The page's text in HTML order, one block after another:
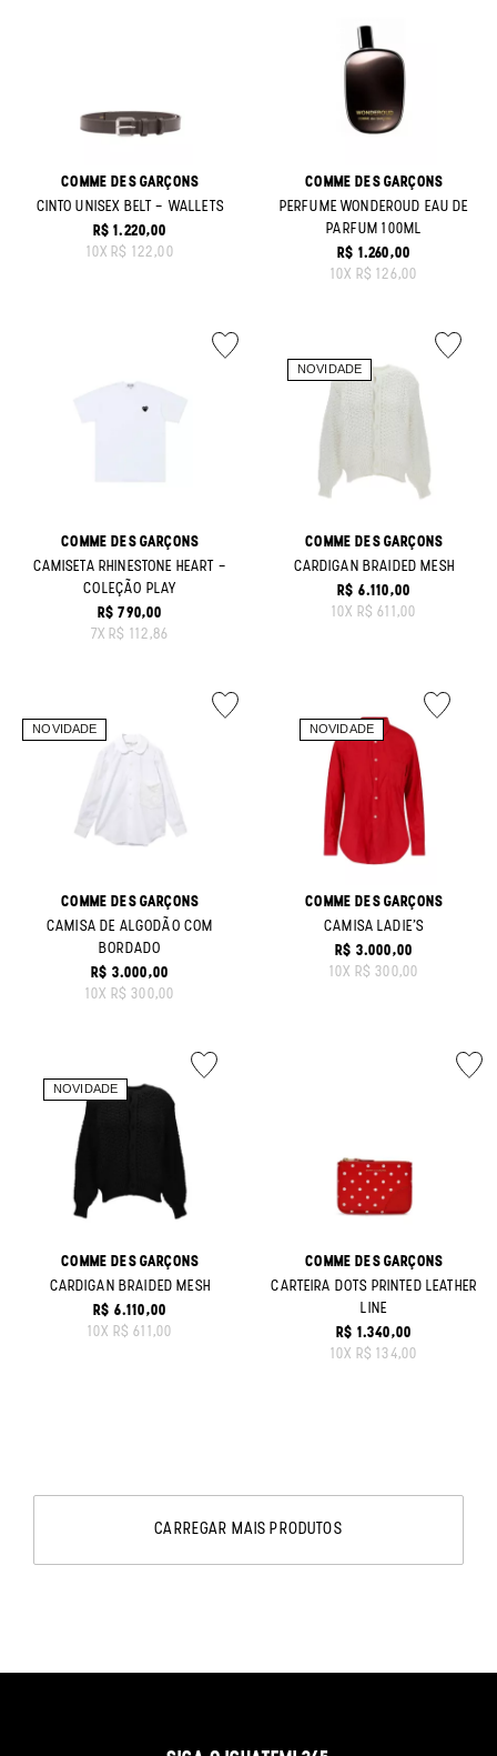
COMME DES GARÇONS
CINTO UNISEX BELT - WALLETS
ORIGINAL PRICE:
R$ 1.220,00
10X R$ 122,00
COMME DES GARÇONS
PERFUME WONDEROUD EAU DE
PARFUM 100ML
ORIGINAL PRICE:
R$ 1.260,00
10X R$ 126,00
COMME DES GARÇONS
CAMISETA RHINESTONE HEART -
COLEÇÃO PLAY
ORIGINAL PRICE:
R$ 790,00
7X R$ 112,86
COMME DES GARÇONS
CARDIGAN BRAIDED MESH
ORIGINAL PRICE:
R$ 6.110,00
10X R$ 611,00
COMME DES GARÇONS
CAMISA DE ALGODÃO COM
BORDADO
ORIGINAL PRICE:
R$ 3.000,00
10X R$ 300,00
COMME DES GARÇONS
CAMISA LADIE'S
ORIGINAL PRICE:
R$ 3.000,00
10X R$ 300,00
COMME DES GARÇONS
CARDIGAN BRAIDED MESH
ORIGINAL PRICE:
R$ 6.110,00
10X R$ 611,00
COMME DES GARÇONS
CARTEIRA DOTS PRINTED LEATHER
LINE
ORIGINAL PRICE:
R$ 1.340,00
10X R$ 134,00
CARREGAR MAIS PRODUTOS